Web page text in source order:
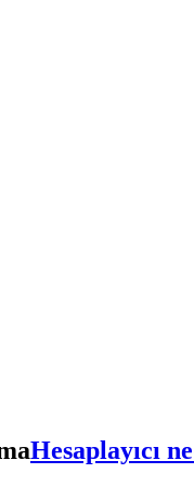
Hesaplayıcı